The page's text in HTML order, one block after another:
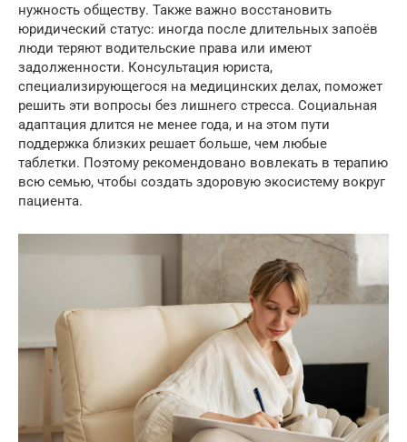
нужность обществу. Также важно восстановить
юридический статус: иногда после длительных запоёв
люди теряют водительские права или имеют
задолженности. Консультация юриста,
специализирующегося на медицинских делах, поможет
решить эти вопросы без лишнего стресса. Социальная
адаптация длится не менее года, и на этом пути
поддержка близких решает больше, чем любые
таблетки. Поэтому рекомендовано вовлекать в терапию
всю семью, чтобы создать здоровую экосистему вокруг
пациента.